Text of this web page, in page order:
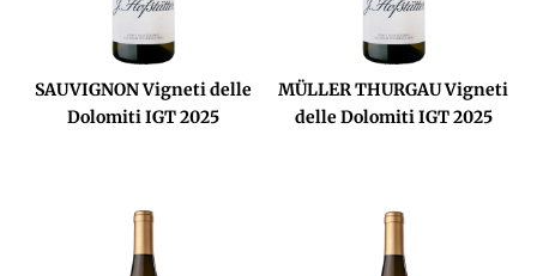
SAUVIGNON Vigneti delle
Dolomiti IGT 2025
MÜLLER THURGAU Vigneti
delle Dolomiti IGT 2025